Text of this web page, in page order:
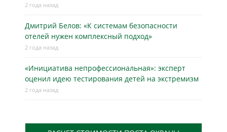
2 года назад
Дмитрий Белов: «К системам безопасности
отелей нужен комплексный подход»
2 года назад
«Инициатива непрофессиональная»: эксперт
оценил идею тестирования детей на экстремизм
2 года назад